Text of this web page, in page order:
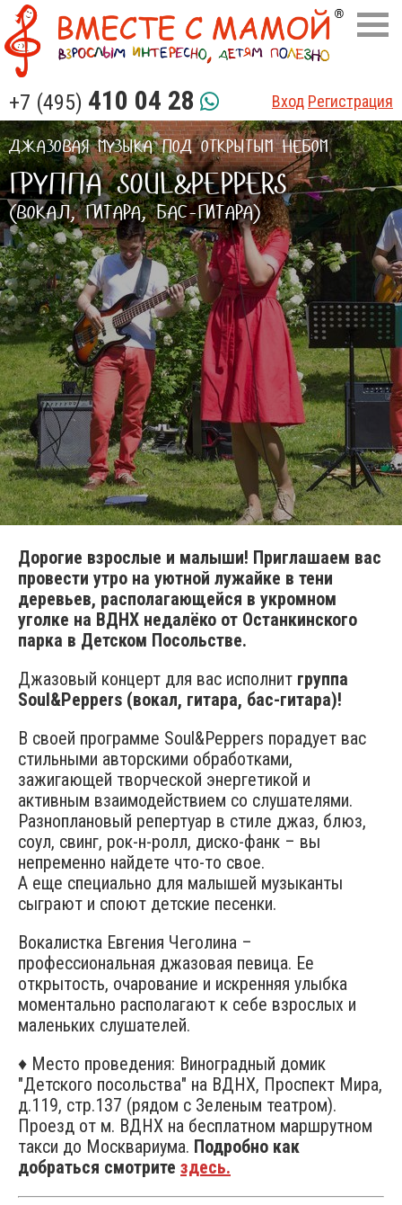
+7 (495) 410 04 28 Вход Регистрация
ДЖАЗОВАЯ МУЗЫКА ПОД ОТКРЫТЫМ НЕБОМ
ГРУППА SOUL&PEPPERS
(ВОКАЛ, ГИТАРА, БАС-ГИТАРА)
Дорогие взрослые и малыши! Приглашаем вас
провести утро на уютной лужайке в тени
деревьев, располагающейся в укромном
уголке на ВДНХ недалёко от Останкинского
парка в Детском Посольстве.
Джазовый концерт для вас исполнит группа
Soul&Peppers (вокал, гитара, бас-гитара)!
В своей программе Soul&Peppers порадует вас
стильными авторскими обработками,
зажигающей творческой энергетикой и
активным взаимодействием со слушателями.
Разноплановый репертуар в стиле джаз, блюз,
соул, свинг, рок-н-ролл, диско-фанк – вы
непременно найдете что-то свое.
А еще специально для малышей музыканты
сыграют и споют детские песенки.
Вокалистка Евгения Чеголина –
профессиональная джазовая певица. Ее
открытость, очарование и искренняя улыбка
моментально располагают к себе взрослых и
маленьких слушателей.
♦ Место проведения: Виноградный домик
"Детского посольства" на ВДНХ, Проспект Мира,
д.119, стр.137 (рядом с Зеленым театром).
Проезд от м. ВДНХ на бесплатном маршрутном
такси до Москвариума. Подробно как
добраться смотрите здесь.